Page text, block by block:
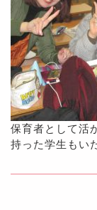
保育者として活
持った学生もい